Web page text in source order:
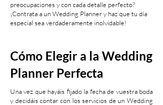
preocupaciones y con cada detalle perfecto?
¡Contrata a un Wedding Planner y haz que tu día
especial sea verdaderamente inolvidable!
Cómo Elegir a la Wedding
Planner Perfecta
Una vez que hayáis fijado la fecha de vuestra boda
y decidáis contar con los servicios de un Wedding